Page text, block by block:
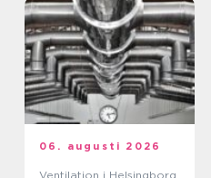
06. augusti 2026
Ventilation i Helsingborg